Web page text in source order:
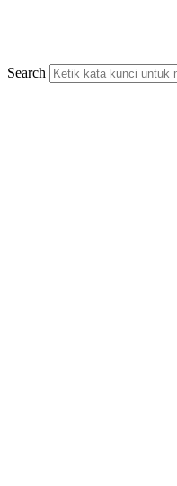
Search